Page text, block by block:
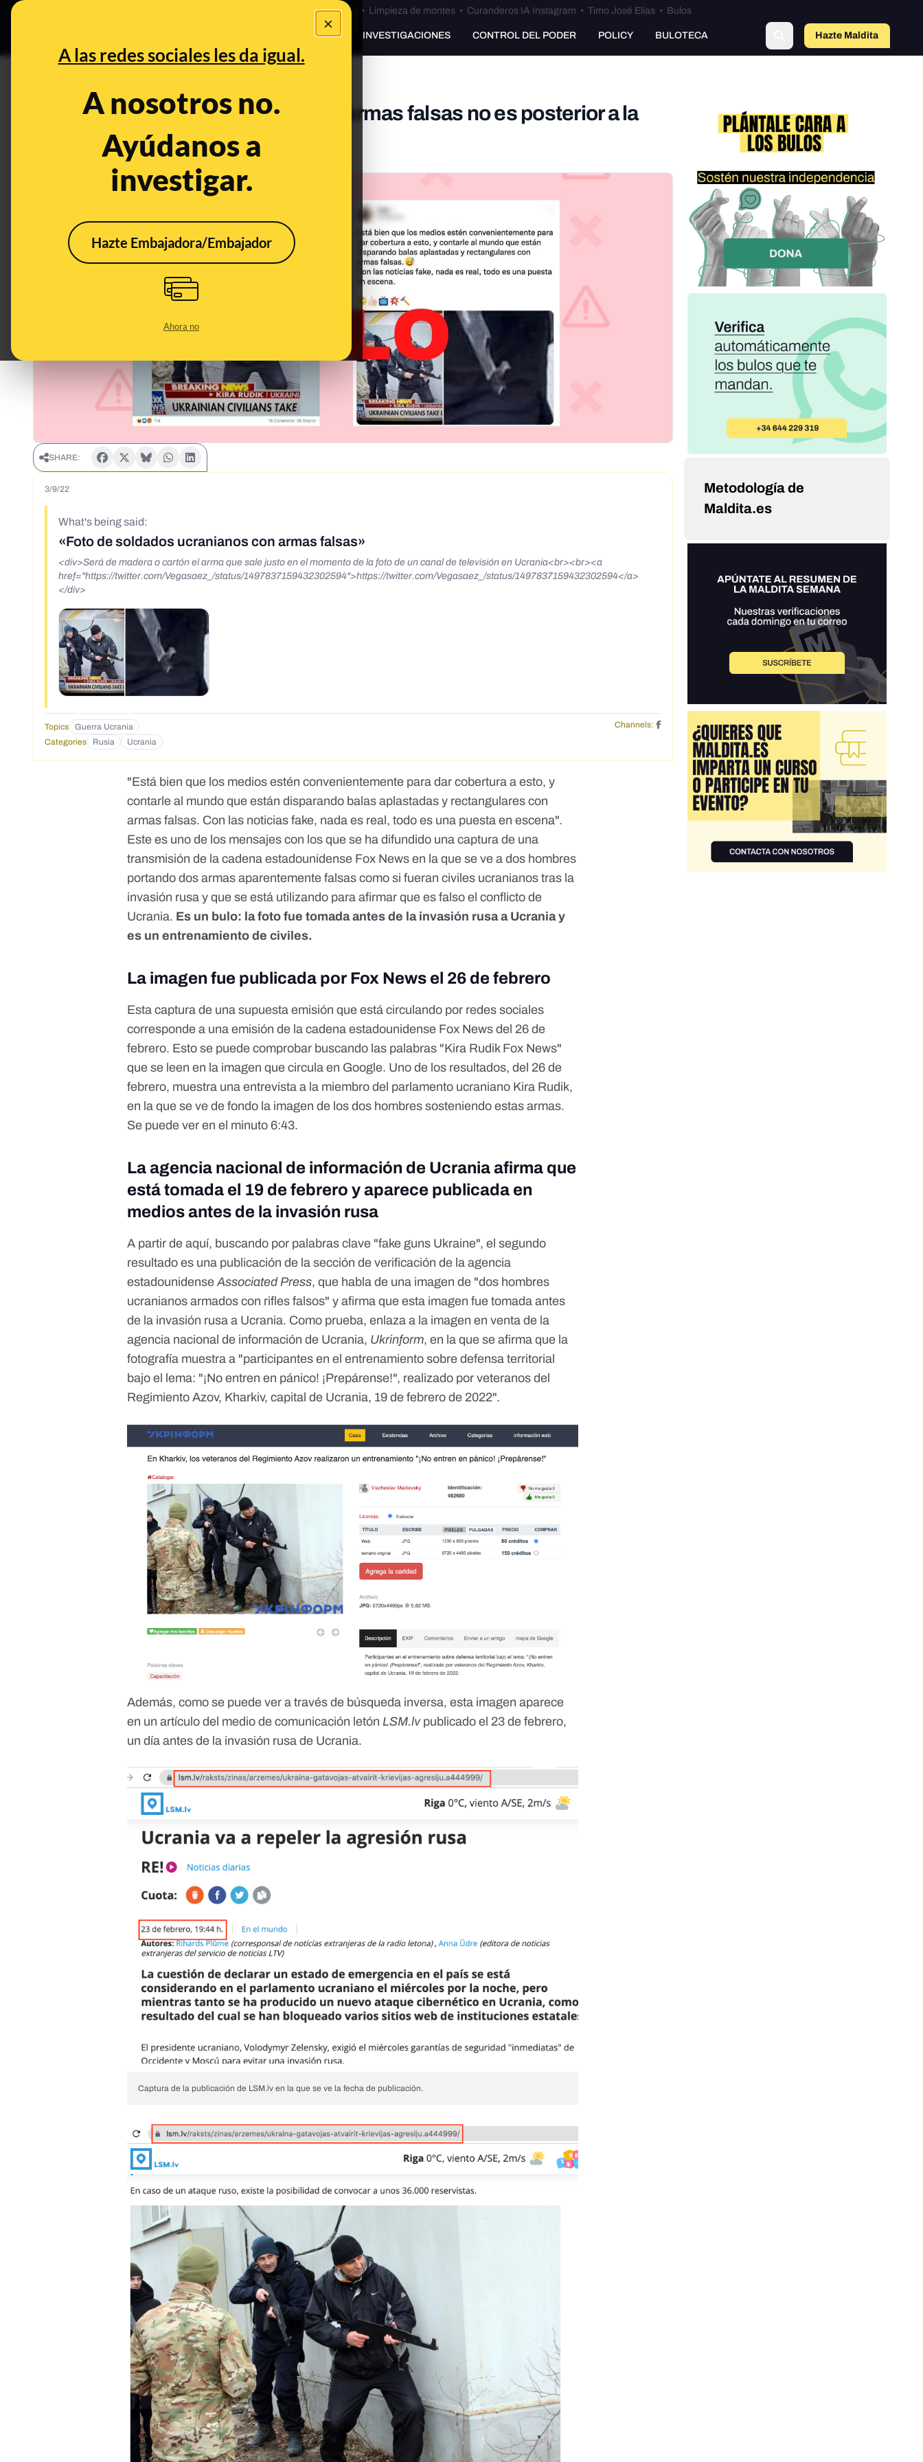
×
A las redes sociales les da igual.
A nosotros no.
Ayúdanos a
investigar.
Hazte Embajadora/Embajador
Ahora no
Bulos Ceuta • Limpieza de montes• Curanderos IA Instagram • Timo José Elías• Bulos
PREBUNKING INVESTIGACIONES CONTROL DEL PODER POLICY BULOTECA Hazte Maldito
No, esta foto de dos hombres con armas falsas no es posterior a la
invasión rusa de Ucrania
Mar 9, 2022, 3:01:08 PM
SHARE:
3/9/22
What's being said:
«Foto de soldados ucranianos con armas falsas»
<div>Será de madera o cartón el arma que sale justo en el momento de la foto de un canal de televisión en Ucrania<br><br><a
href="https://twitter.com/Vegasaez_/status/1497837159432302594">https://twitter.com/Vegasaez_/status/1497837159432302594</a>
</div>
Topics Guerra Ucrania
Channels:
Categories
Rusia Ucrania
"Está bien que los medios estén convenientemente para dar cobertura a esto, y
contarle al mundo que están disparando balas aplastadas y rectangulares con
armas falsas. Con las noticias fake, nada es real, todo es una puesta en escena".
Este es uno de los mensajes con los que se ha difundido una captura de una
transmisión de la cadena estadounidense Fox News en la que se ve a dos hombres
portando dos armas aparentemente falsas como si fueran civiles ucranianos tras la
invasión rusa y que se está utilizando para afirmar que es falso el conflicto de
Ucrania. Es un bulo: la foto fue tomada antes de la invasión rusa a Ucrania y
es un entrenamiento de civiles.
La imagen fue publicada por Fox News el 26 de febrero
Esta captura de una supuesta emisión que está circulando por redes sociales
corresponde a una emisión de la cadena estadounidense Fox News del 26 de
febrero. Esto se puede comprobar buscando las palabras "Kira Rudik Fox News"
que se leen en la imagen que circula en Google. Uno de los resultados, del 26 de
febrero, muestra una entrevista a la miembro del parlamento ucraniano Kira Rudik,
en la que se ve de fondo la imagen de los dos hombres sosteniendo estas armas.
Se puede ver en el minuto 6:43.
La agencia nacional de información de Ucrania afirma que
está tomada el 19 de febrero y aparece publicada en
medios antes de la invasión rusa
A partir de aquí, buscando por palabras clave "fake guns Ukraine", el segundo
resultado es una publicación de la sección de verificación de la agencia
estadounidenseAssociated Press, que habla de una imagen de "dos hombres
ucranianos armados con rifles falsos" y afirma que esta imagen fue tomada antes
de la invasión rusa a Ucrania. Como prueba, enlaza a la imagen en venta de la
agencia nacional de información de Ucrania, Ukrinform, en la que se afirma que la
fotografía muestra a "participantes en el entrenamiento sobre defensa territorial
bajo el lema: "¡No entren en pánico! ¡Prepárense!", realizado por veteranos del
Regimiento Azov, Kharkiv, capital de Ucrania, 19 de febrero de 2022".
Además, como se puede ver a través de búsqueda inversa, esta imagen aparece
en un artículo del medio de comunicación letónLSM.lv publicado el 23 de febrero,
un día antes de la invasión rusa de Ucrania.
Captura de la publicación de LSM.lv en la que se ve la fecha de publicación.
Metodología de
Maldita.es